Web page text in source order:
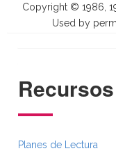
Copyright © 1986,
Used by
Planes de Lectura